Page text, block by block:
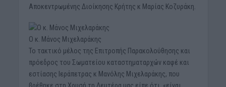
Αποκεντρωμένης Διοίκησης Κρήτης κ Μαρίας Κοζυράκη.
Ο κ. Μάνος Μιχελαράκης
Το τακτικό μέλος της Επιτροπής Παρακολούθησης και
πρόεδρος του Σωματείου καταστηματαρχών καφέ και
εστίασης Ιεράπετρας κ Μανόλης Μιχελαράκης, που
βρέθηκε στη Χρυσή τη Δευτέρα μας είπε ότι, «είναι